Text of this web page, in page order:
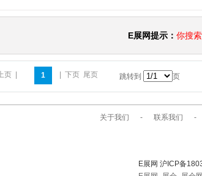
E展网提示： 你搜
上页 1 下页 尾页 跳转到 页
关于我们 - 联系我们 -
E展网 沪ICP备